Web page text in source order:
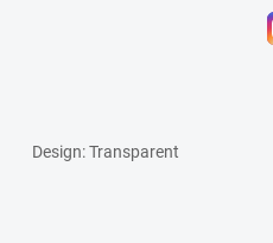
Design: Transparent